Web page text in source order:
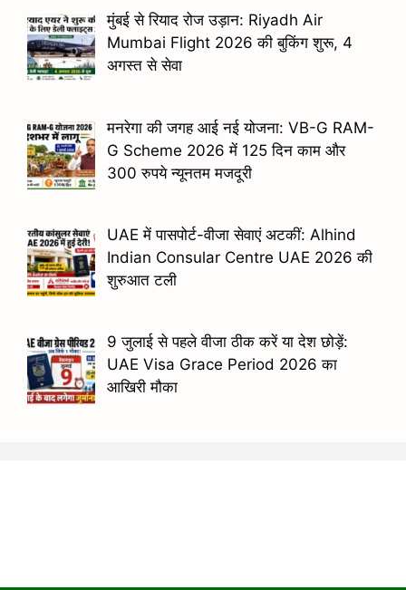
मुंबई से रियाद रोज उड़ान: Riyadh Air
Mumbai Flight 2026 की बुकिंग शुरू, 4
अगस्त से सेवा
मनरेगा की जगह आई नई योजना: VB-G RAM-
G Scheme 2026 में 125 दिन काम और
300 रुपये न्यूनतम मजदूरी
UAE में पासपोर्ट-वीजा सेवाएं अटकीं: Alhind
Indian Consular Centre UAE 2026 की
शुरुआत टली
9 जुलाई से पहले वीजा ठीक करें या देश छोड़ें:
UAE Visa Grace Period 2026 का
आखिरी मौका